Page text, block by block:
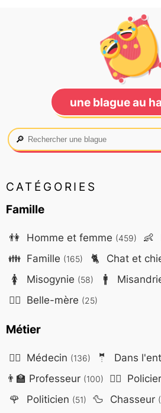
une blague au
🔎
CATÉGORIES
Famille
👫 Homme et femme (459) 👶
👪 Famille (165) 🐈 Chat et
🚺 Misogynie (58) 🚹
🤷‍♀️ Belle-mère (25)
Métier
👨‍⚕️ Médecin (136) 🤵 Dans
👨‍🏫 Professeur (100) 👮‍♂️ Policier
🌹 Politicien (51) 🦆 Chasseur